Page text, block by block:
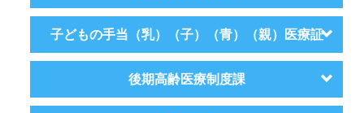
子どもの手当（乳）（子）（青）（親）医療証
後期高齢医療制度課